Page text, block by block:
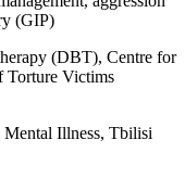
(GIP)
(DBT), Centre for
Torture Victims
Mental Illness, Tbilisi